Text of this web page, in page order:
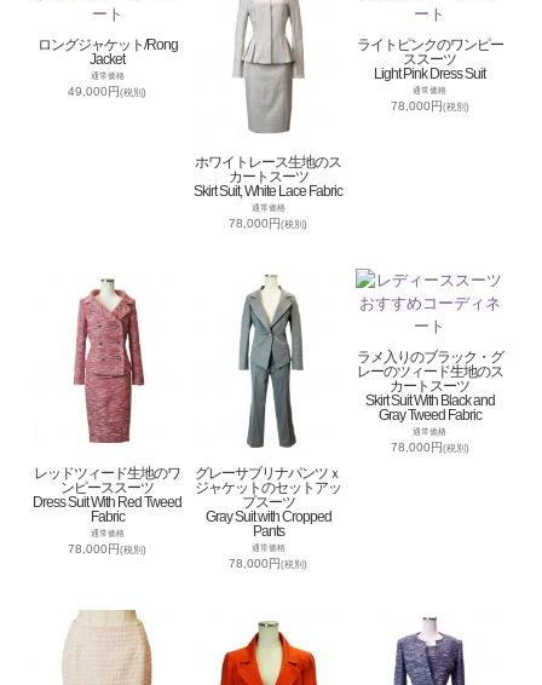
ロングジャケット/Rong
Jacket
通常価格
49,000円(税別)
ホワイトレース生地のス
カートスーツ
Skirt Suit, White Lace Fabric
通常価格
78,000円(税別)
ライトピンクのワンピー
ススーツ
Light Pink Dress Suit
通常価格
78,000円(税別)
レッドツィード生地のワ
ンピーススーツ
Dress Suit With Red Tweed
Fabric
通常価格
78,000円(税別)
グレーサブリナパンツｘ
ジャケットのセットアッ
プスーツ
Gray Suit with Cropped
Pants
通常価格
78,000円(税別)
ラメ入りのブラック・グ
レーのツィード生地のス
カートスーツ
Skirt Suit With Black and
Gray Tweed Fabric
通常価格
78,000円(税別)